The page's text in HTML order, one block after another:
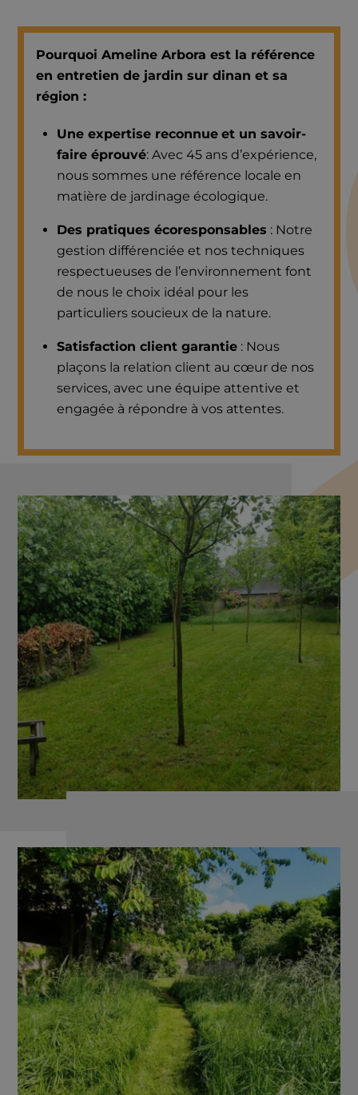
Pourquoi Ameline Arbora est la référence
en entretien de jardin sur dinan et sa
région :
Une expertise reconnue et un savoir-
faire éprouvé: Avec 45 ans d’expérience,
nous sommes une référence locale en
matière de jardinage écologique.
Des pratiques écoresponsables : Notre
gestion différenciée et nos techniques
respectueuses de l’environnement font
de nous le choix idéal pour les
particuliers soucieux de la nature.
Satisfaction client garantie : Nous
plaçons la relation client au cœur de nos
services, avec une équipe attentive et
engagée à répondre à vos attentes.